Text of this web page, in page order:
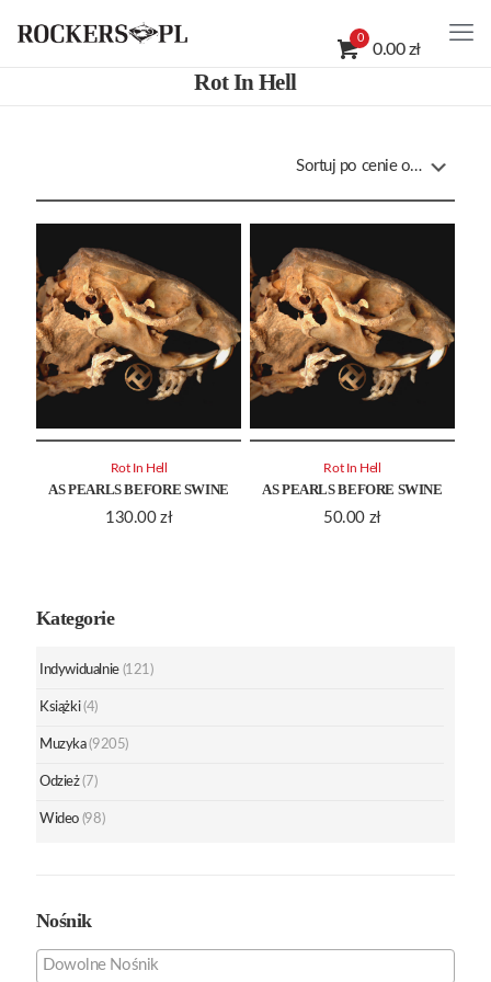
0
0.00 zł
Rot In Hell
AS PEARLS BEFORE SWINE
130.00 zł
Rot In Hell
AS PEARLS BEFORE SWINE
50.00 zł
Rot In Hell
Kategorie
Indywidualnie (121)
Książki (4)
Muzyka (9205)
Odzież (7)
Wideo (98)
Nośnik